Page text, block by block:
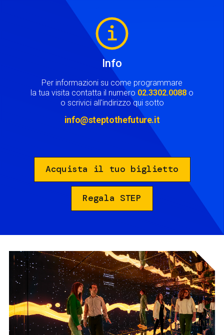
Info
Per informazioni su come programmare
la tua visita contatta il numero 02.3302.0088 o
o scrivici all'indirizzo qui sotto
info@steptothefuture.it
Acquista il tuo biglietto
Regala STEP